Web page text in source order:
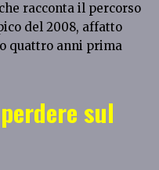
racconta il percorso
del 2008, affatto
quattro anni prima
sul